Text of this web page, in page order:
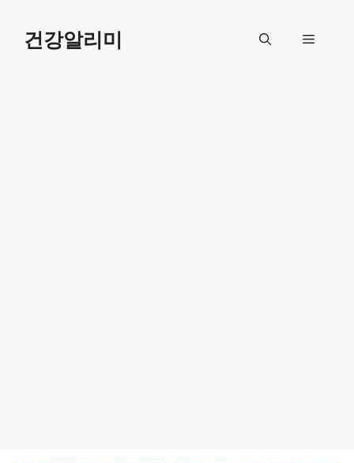
건강알리미 메